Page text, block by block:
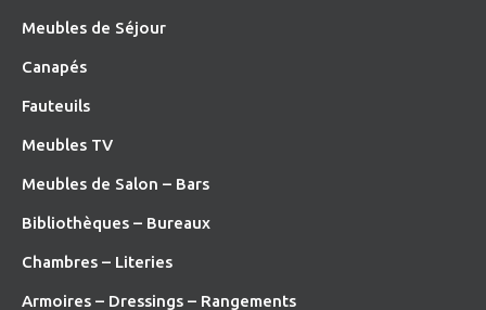
Meubles de Séjour
Canapés
Fauteuils
Meubles TV
Meubles de Salon – Bars
Bibliothèques – Bureaux
Chambres – Literies
Armoires – Dressings – Rangements